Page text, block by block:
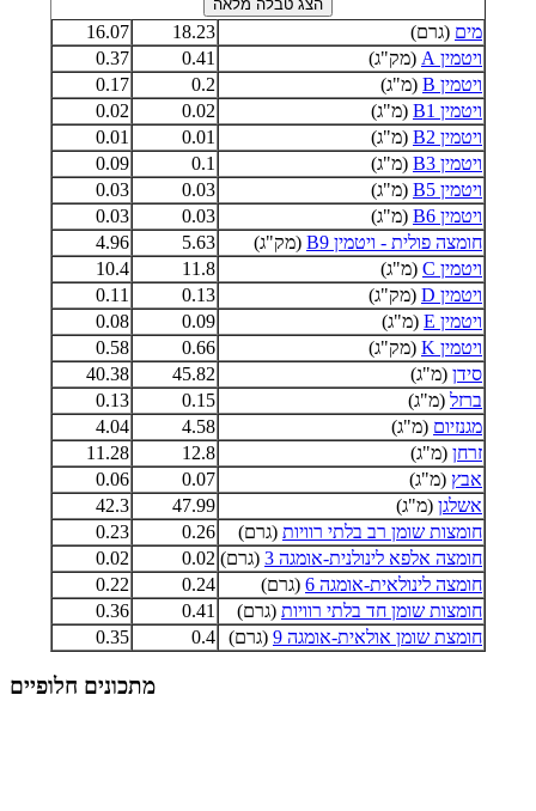
מים (גרם) 18.23
16.07
ויטמין A
(מק"ג) 0.41
0.37
ויטמין B
(מ"ג) 0.2
0.17
ויטמין B1
(מ"ג) 0.02
0.02
ויטמין B2
(מ"ג) 0.01
0.01
ויטמין B3
(מ"ג) 0.1
0.09
ויטמין B5
(מ"ג) 0.03
0.03
ויטמין B6
(מ"ג) 0.03
0.03
חומצה פולית - ויטמין B9
(מק"ג) 5.63
4.96
ויטמין C
(מ"ג) 11.8
10.4
ויטמין D
(מק"ג) 0.13
0.11
ויטמין E
(מ"ג) 0.09
0.08
ויטמין K
(מק"ג) 0.66
0.58
סידן (מ"ג) 45.82
40.38
ברזל (מ"ג) 0.15
0.13
מגנזיום (מ"ג) 4.58
4.04
זרחן (מ"ג) 12.8
11.28
אבץ (מ"ג) 0.07
0.06
אשלגן (מ"ג) 47.99
42.3
חומצות שומן רב בלתי רוויות (גרם) 0.26
0.23
חומצה אלפא לינולנית-אומגה 3
(גרם) 0.02
0.02
חומצה לינולאית-אומגה 6
(גרם) 0.24
0.22
חומצות שומן חד בלתי רוויות (גרם) 0.41
0.36
חומצת שומן אולאית-אומגה 9
(גרם) 0.4
0.35
מתכונים חלופיים